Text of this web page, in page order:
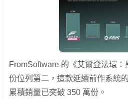
FromSoftware 的《艾爾登法環
份位列第二，這款延續前作系統
累積銷量已突破 350 萬份。